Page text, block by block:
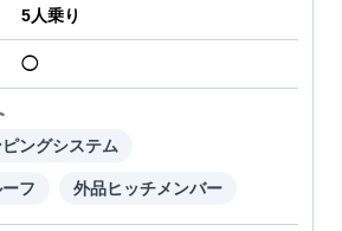
5人乗り
◯
ングシステム
フ 外品ヒッチメンバー